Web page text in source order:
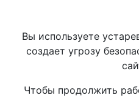
Вы используете
создает угрозу
Чтобы продолжить